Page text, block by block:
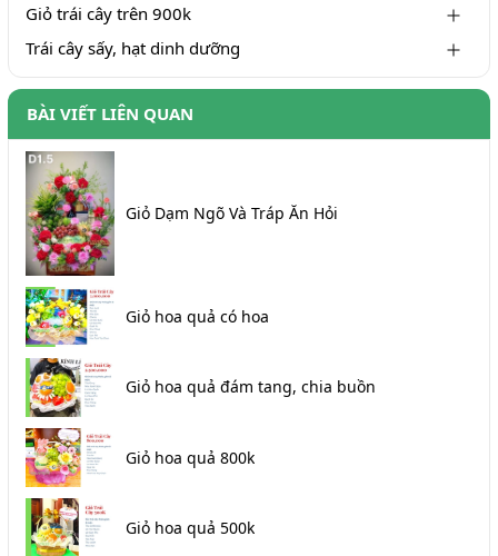
Giỏ trái cây trên 900k
Trái cây sấy, hạt dinh dưỡng
BÀI VIẾT LIÊN QUAN
Giỏ Dạm Ngõ Và Tráp Ăn Hỏi
Giỏ hoa quả có hoa
Giỏ hoa quả đám tang, chia buồn
Giỏ hoa quả 800k
Giỏ hoa quả 500k